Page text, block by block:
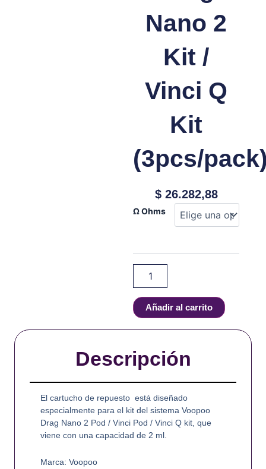
Nano 2
Kit /
Vinci Q
Kit
(3pcs/
$26.282,88
Ω Ohms
Voopoo
Pod
kit
Nano
2
Kit
Vinci
cantidad
Añadir al carrito
Descripción
El cartucho de repuesto está diseñado
especialmente para el kit del sistema Voopoo
Drag Nano 2 Pod / Vinci Pod / Vinci Q kit, que
viene con una capacidad de 2 ml.
Marca: Voopoo